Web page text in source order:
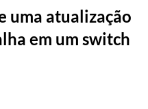
uma atualização
em um switch